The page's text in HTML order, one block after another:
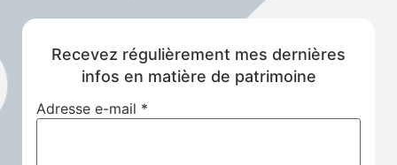
Recevez régulièrement mes dernières
infos en matière de patrimoine
Adresse e-mail *